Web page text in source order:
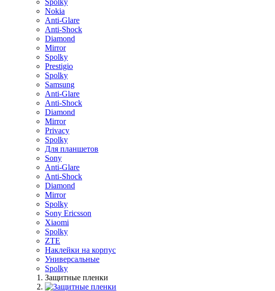
Spolky
Nokia
Anti-Glare
Anti-Shock
Diamond
Mirror
Spolky
Prestigio
Spolky
Samsung
Anti-Glare
Anti-Shock
Diamond
Mirror
Privacy
Spolky
Для планшетов
Sony
Anti-Glare
Anti-Shock
Diamond
Mirror
Spolky
Sony Ericsson
Xiaomi
Spolky
ZTE
Наклейки на корпус
Универсальные
Spolky
Защитные пленки